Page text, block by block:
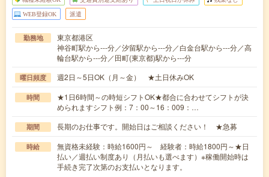
WEB登録OK 派遣
勤務地
東京都港区
神谷町駅から---分／汐留駅から---分／白金台駅から---分／高
輪台駅から---分／田町(東京都)駅から---分
曜日頻度 週2日～5日OK（月～金） ★土日休みOK
時間
★1日6時間～の時短シフトOK★都合に合わせてシフトが決
められますシフト例：7：00～16：009：…
期間 長期のお仕事です。開始日はご相談ください！ ★急募
時給
無資格未経験：時給1600円～ 経験者：時給1800円～★日
払い／週払い制度あり（月払いも選べます）※稼働開始時は
手続き完了次第のお支払いとなります。